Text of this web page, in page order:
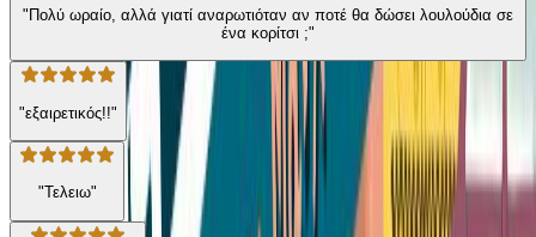
"Πολύ ωραίο, αλλά γιατί αναρωτιόταν αν ποτέ θα δώσει λουλούδια σε
ένα κορίτσι ;"
"εξαιρετικός!!"
"Τελειω"